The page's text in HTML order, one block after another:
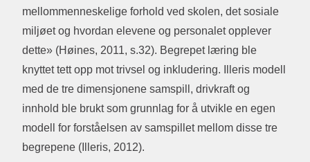
mellommenneskelige forhold ved skolen, det sosiale
miljøet og hvordan elevene og personalet opplever
dette» (Høines, 2011, s.32). Begrepet læring ble
knyttet tett opp mot trivsel og inkludering. Illeris modell
med de tre dimensjonene samspill, drivkraft og
innhold ble brukt som grunnlag for å utvikle en egen
modell for forståelsen av samspillet mellom disse tre
begrepene (Illeris, 2012).